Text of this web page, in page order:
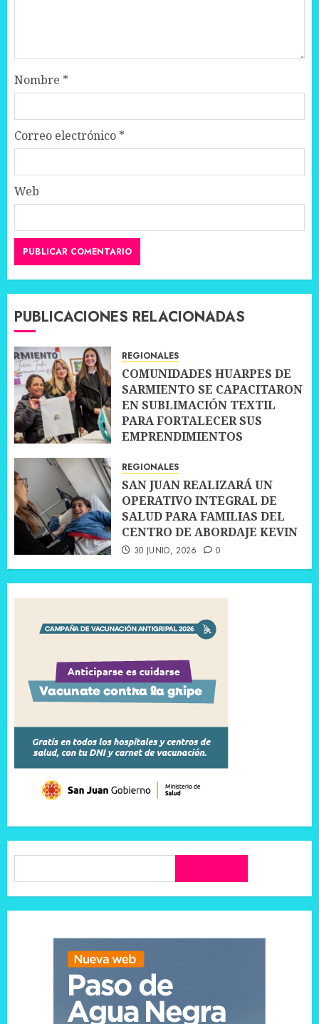
Nombre *
Correo electrónico *
Web
PUBLICACIONES RELACIONADAS
REGIONALES
COMUNIDADES HUARPES DE
SARMIENTO SE CAPACITARON
EN SUBLIMACIÓN TEXTIL
PARA FORTALECER SUS
EMPRENDIMIENTOS
REGIONALES
SAN JUAN REALIZARÁ UN
OPERATIVO INTEGRAL DE
SALUD PARA FAMILIAS DEL
CENTRO DE ABORDAJE KEVIN
30 JUNIO, 2026 0